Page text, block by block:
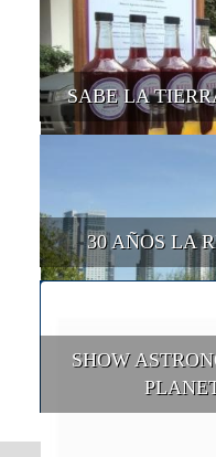
SABE LA
30 AÑOS LA
SHOW